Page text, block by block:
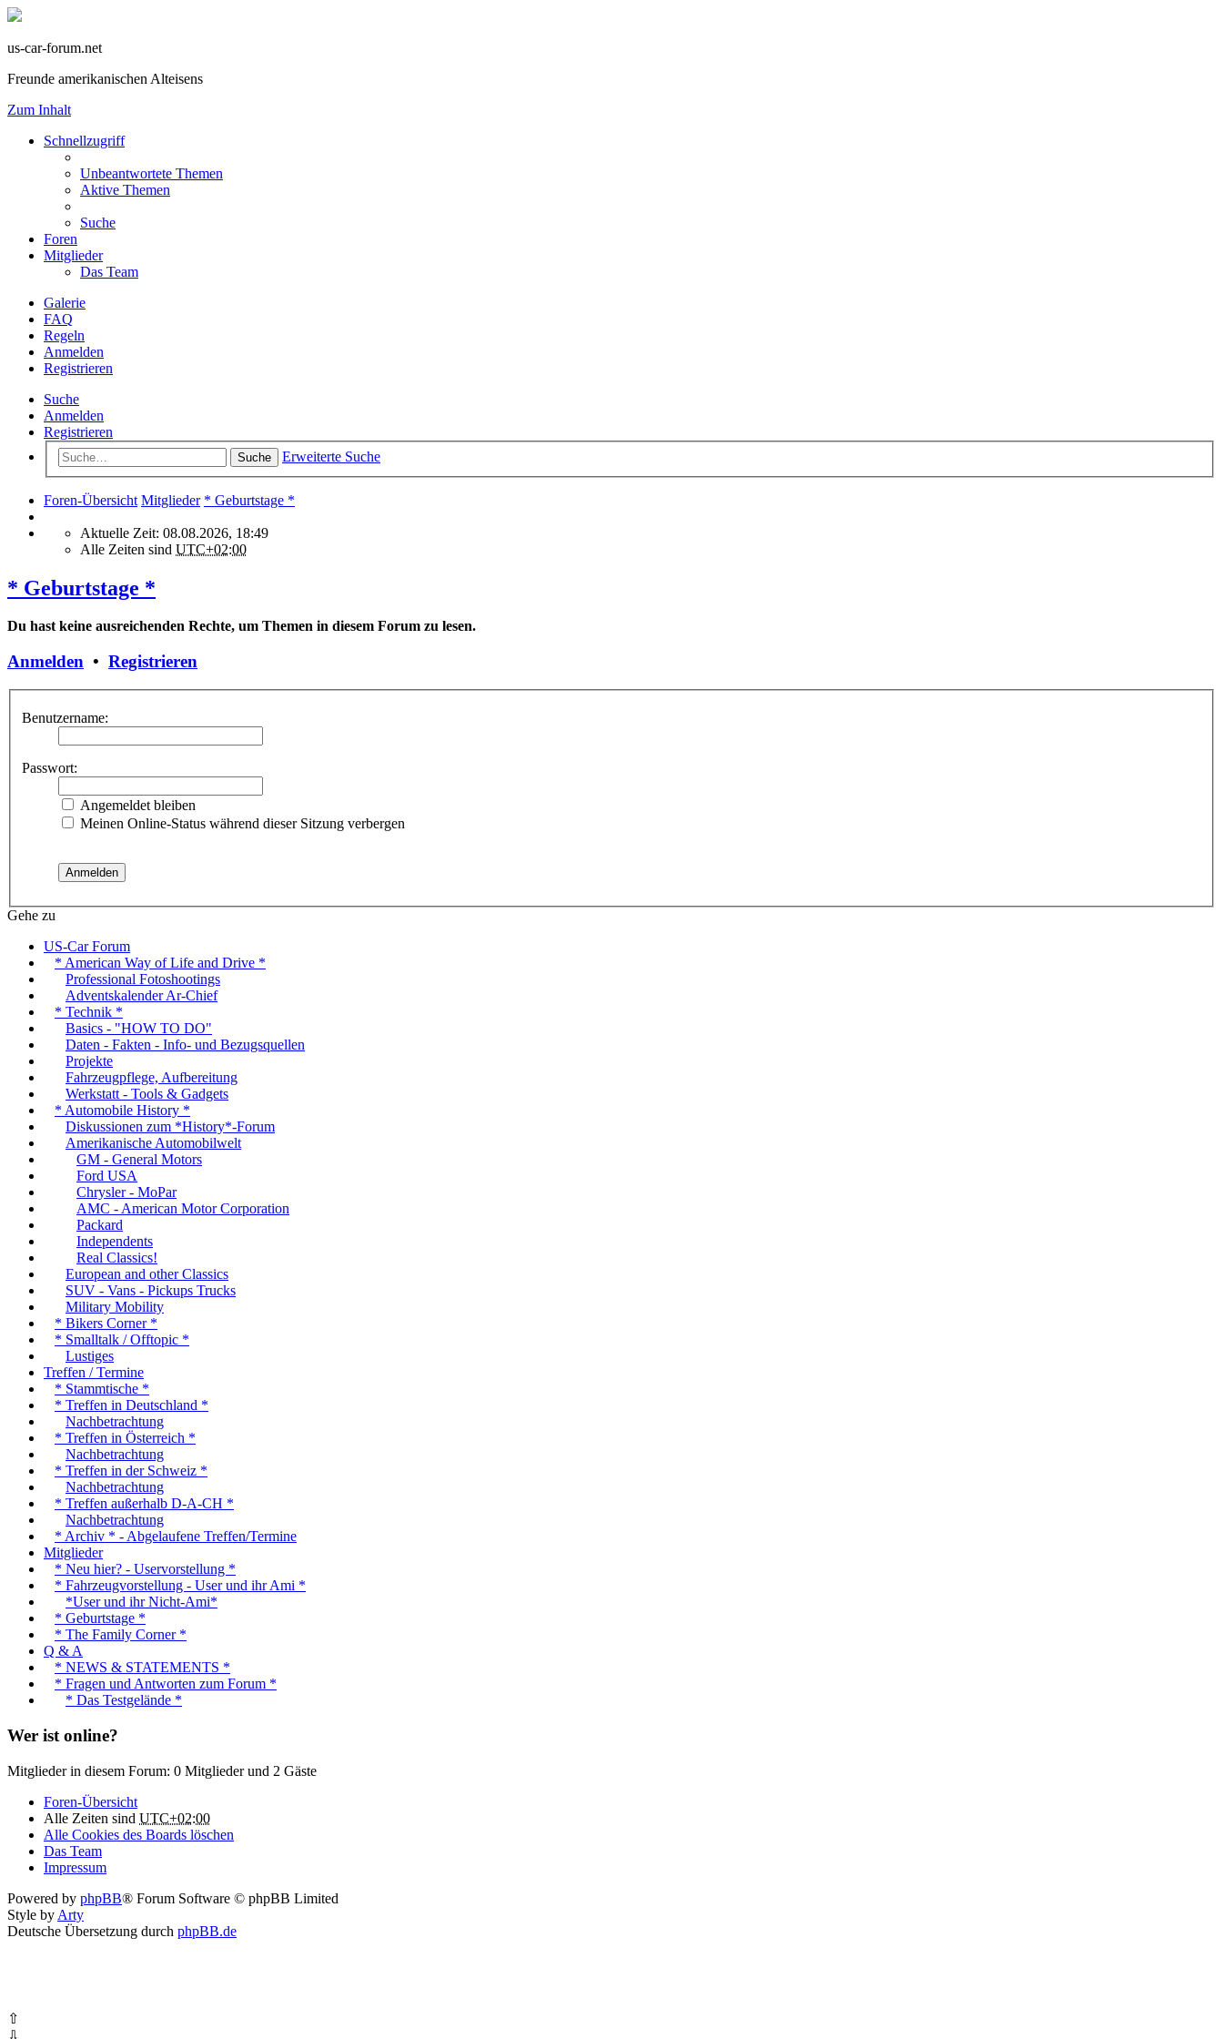
us-car-forum.net
Freunde amerikanischen Alteisens
Zum Inhalt
Schnellzugriff
Unbeantwortete Themen
Aktive Themen
Suche
Foren
Mitglieder
Das Team
Galerie
FAQ
Regeln
Anmelden
Registrieren
Suche
Anmelden
Registrieren
Suche Erweiterte Suche
Foren-Übersicht Mitglieder * Geburtstage *
Aktuelle Zeit: 08.08.2026, 18:49
Alle Zeiten sind UTC+02:00
* Geburtstage *
Du hast keine ausreichenden Rechte, um Themen in diesem Forum zu lesen.
Anmelden • Registrieren
Benutzername:
Passwort:
Angemeldet bleiben
Meinen Online-Status während dieser Sitzung verbergen
Gehe zu
US-Car Forum
* American Way of Life and Drive *
Professional Fotoshootings
Adventskalender Ar-Chief
* Technik *
Basics - "HOW TO DO"
Daten - Fakten - Info- und Bezugsquellen
Projekte
Fahrzeugpflege, Aufbereitung
Werkstatt - Tools & Gadgets
* Automobile History *
Diskussionen zum *History*-Forum
Amerikanische Automobilwelt
GM - General Motors
Ford USA
Chrysler - MoPar
AMC - American Motor Corporation
Packard
Independents
Real Classics!
European and other Classics
SUV - Vans - Pickups Trucks
Military Mobility
* Bikers Corner *
* Smalltalk / Offtopic *
Lustiges
Treffen / Termine
* Stammtische *
* Treffen in Deutschland *
Nachbetrachtung
* Treffen in Österreich *
Nachbetrachtung
* Treffen in der Schweiz *
Nachbetrachtung
* Treffen außerhalb D-A-CH *
Nachbetrachtung
* Archiv * - Abgelaufene Treffen/Termine
Mitglieder
* Neu hier? - Uservorstellung *
* Fahrzeugvorstellung - User und ihr Ami *
*User und ihr Nicht-Ami*
* Geburtstage *
* The Family Corner *
Q & A
* NEWS & STATEMENTS *
* Fragen und Antworten zum Forum *
* Das Testgelände *
Wer ist online?
Mitglieder in diesem Forum: 0 Mitglieder und 2 Gäste
Foren-Übersicht
Alle Zeiten sind UTC+02:00
Alle Cookies des Boards löschen
Das Team
Impressum
Powered by phpBB® Forum Software © phpBB Limited
Style by Arty
Deutsche Übersetzung durch phpBB.de
⇧